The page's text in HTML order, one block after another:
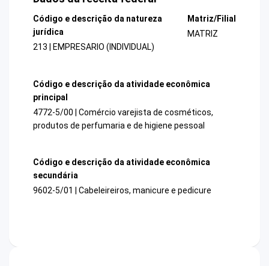
Código e descrição da natureza
jurídica
213 | EMPRESARIO (INDIVIDUAL)
Matriz/Filial
MATRIZ
Código e descrição da atividade econômica
principal
4772-5/00 | Comércio varejista de cosméticos,
produtos de perfumaria e de higiene pessoal
Código e descrição da atividade econômica
secundária
9602-5/01 | Cabeleireiros, manicure e pedicure